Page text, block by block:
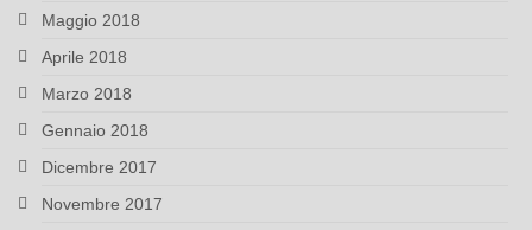
Maggio 2018
Aprile 2018
Marzo 2018
Gennaio 2018
Dicembre 2017
Novembre 2017